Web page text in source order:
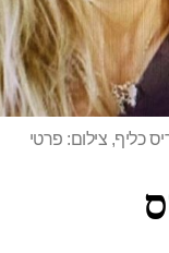
כליף, צילום: פרטי